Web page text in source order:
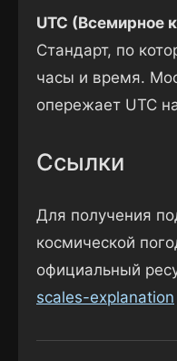
UTC (Всемирное
Стандарт, по
часы и время.
опережает UTC
Ссылки
Для получения
космической
официальный
scales-explanation